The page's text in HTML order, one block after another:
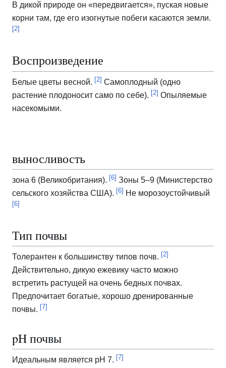
В дикой природе он «передвигается», пуская новые
корни там, где его изогнутые побеги касаются земли.
[2]
Воспроизведение
Белые цветы весной. [2] Самоплодный (одно
растение плодоносит само по себе). [2] Опыляемые
насекомыми.
выносливость
зона 6 (Великобритания). [6] Зоны 5–9 (Министерство
сельского хозяйства США). [6] Не морозоустойчивый
[6]
Тип почвы
Толерантен к большинству типов почв. [2]
Действительно, дикую ежевику часто можно
встретить растущей на очень бедных почвах.
Предпочитает богатые, хорошо дренированные
почвы. [7]
pH почвы
Идеальным является pH 7. [7]